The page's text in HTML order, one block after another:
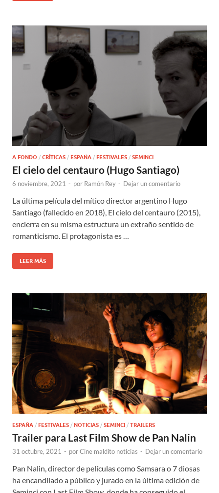
A FONDO / CRÍTICAS / ESPAÑA / FESTIVALES / SEMINCI
El cielo del centauro (Hugo Santiago)
6 noviembre, 2021 - por Ramón Rey - Dejar un comentario
La última película del mítico director argentino Hugo
Santiago (fallecido en 2018), El cielo del centauro (2015),
encierra en su misma estructura un extraño sentido de
romanticismo. El protagonista es …
LEER MÁS
ESPAÑA / FESTIVALES / NOTICIAS / SEMINCI / TRAILERS
Trailer para Last Film Show de Pan Nalin
31 octubre, 2021 - porCine maldito noticias - Dejar un comentario
Pan Nalin, director de películas como Samsara o 7 diosas
ha encandilado a público y jurado en la última edición de